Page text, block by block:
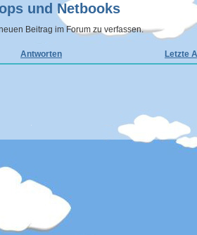
und Netbooks
Beitrag im Forum zu verfassen.
Antworten Letzte